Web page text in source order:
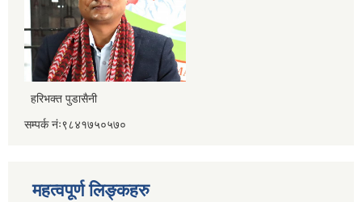
हरिभक्त पुडासैनी
सम्पर्क नंः९८४१७५०५७०
महत्वपूर्ण लिङ्कहरु